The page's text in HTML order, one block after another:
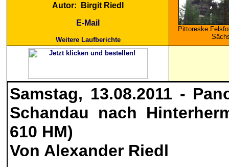
Autor: Birgit Riedl
E-Mail
Weitere Laufberichte
Pittoreske
Samstag, 13.08.2011 -
Schandau nach
610 HM)
Von Alexander Riedl